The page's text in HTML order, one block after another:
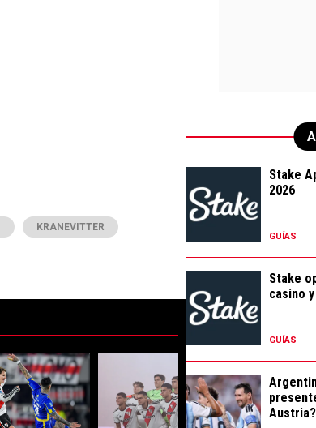
KRANEVITTER
sin rumbo y sin paciencia" con 28 comentarios.
con el título "River vs. Rosario Central: SEGUÍ EL
Un artículo de tendencia con el título "Los
Un
Stake
2026
GUÍAS
Stake
casino
GUÍAS
Austria?